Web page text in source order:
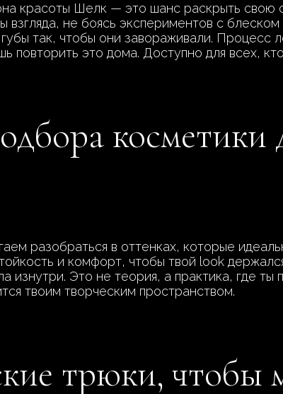
красоты Шелк — это шанс раскрыть
взгляда, не боясь экспериментов с
губы так, чтобы они завораживали.
повторить это дома. Доступно для всех,
косметики
разобраться в оттенках, которые
и комфорт, чтобы твой look
изнутри. Это не теория, а практика, где
твоим творческим пространством.
трюки, чтобы